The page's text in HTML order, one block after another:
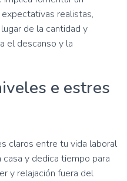
realistas,
de la cantidad y
el descanso y la
e estres
claros entre tu vida laboral
y dedica tiempo para
y relajación fuera del